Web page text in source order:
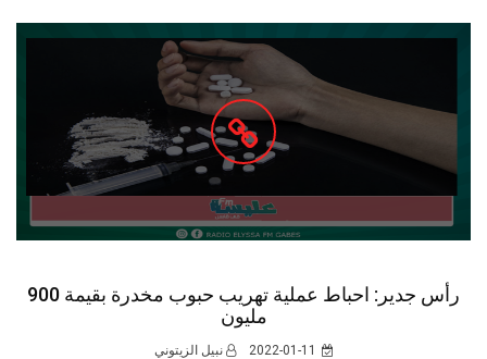
رأس جدير: احباط عملية تهريب حبوب مخدرة بقيمة 900
مليون
2022-01-11 نبيل الزيتوني